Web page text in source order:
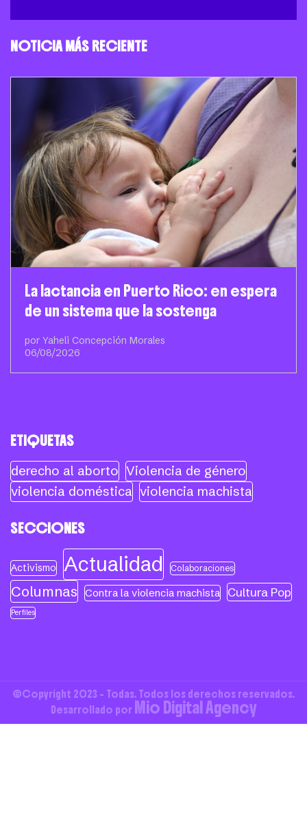
NOTICIA MÁS RECIENTE
La lactancia en Puerto Rico: en espera
de un sistema que la sostenga
por Yaheli Concepción Morales
06/08/2026
ETIQUETAS
derecho al aborto Violencia de género
violencia doméstica violencia machista
SECCIONES
Activismo Actualidad Colaboraciones
Columnas Contra la violencia machista Cultura Pop
Perfiles
©Copyright 2023 - Todas. Todos los derechos reservados.
Desarrollado por Mio Digital Agency